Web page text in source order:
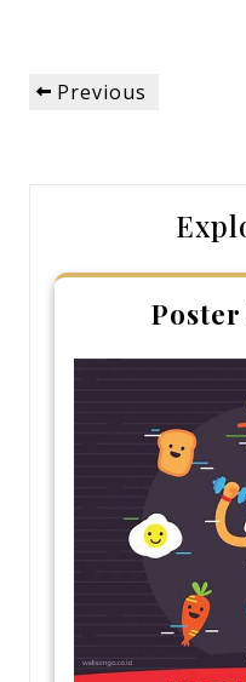
Post
navigation
Previous
Previous
Poster